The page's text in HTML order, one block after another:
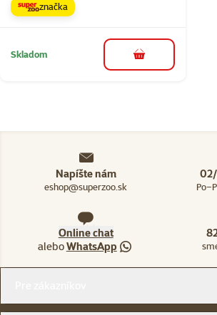
značka
Skladom do košíka
Napíšte nám
eshop@superzoo.sk
Online chat
aleboWhatsApp